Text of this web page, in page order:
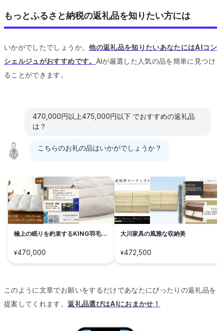
もっとふるさと納税の返礼品を知りたい方には
いかがでしたでしょうか。他の返礼品を知りたいあなたにはAIコン
シェルジュがおすすめです。 AIが厳選した人気の品を簡単に見つけ
ることができます。
470,000円以上475,000円以下 でおすすめの返礼品
は？
こちらのお礼の品はいかがでしょうか？
極上の眠りを約束するKING羽毛布
¥470,000
大川家具の風雅な収納美
¥472,500
このように文章でお願いをするだけであなたにぴったりの返礼品を
提案してくれます。返礼品選びはAIにおまかせ！